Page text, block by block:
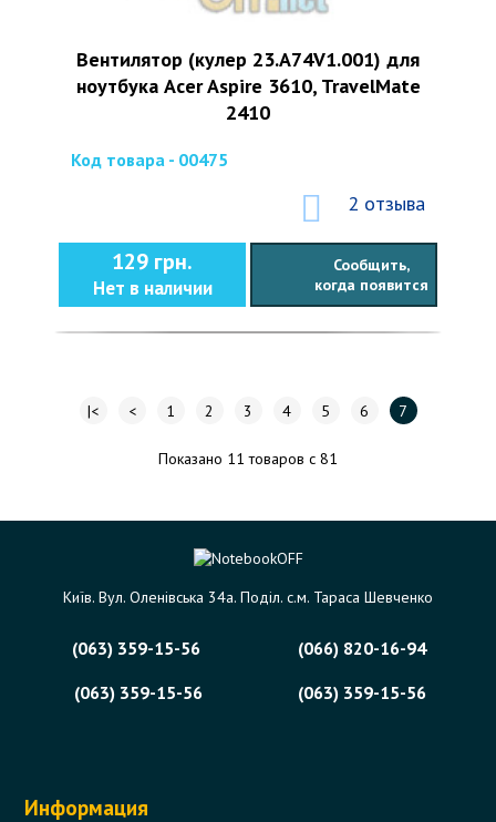
Вентилятор (кулер 23.A74V1.001) для
ноутбука Acer Aspire 3610, TravelMate
2410
Код товара - 00475
2 отзыва
129 грн.
Нет в наличии
Сообщить,
когда появится
|< < 1 2 3 4 5 6 7
Показано 11 товаров с 81
Київ. Вул. Оленівська 34а. Поділ. с.м. Тараса Шевченко
(063) 359-15-56
(066) 820-16-94
(063) 359-15-56
(063) 359-15-56
Информация